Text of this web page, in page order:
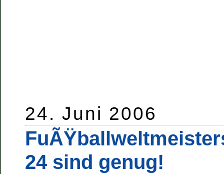
24. Juni 2006
24 sind genug!